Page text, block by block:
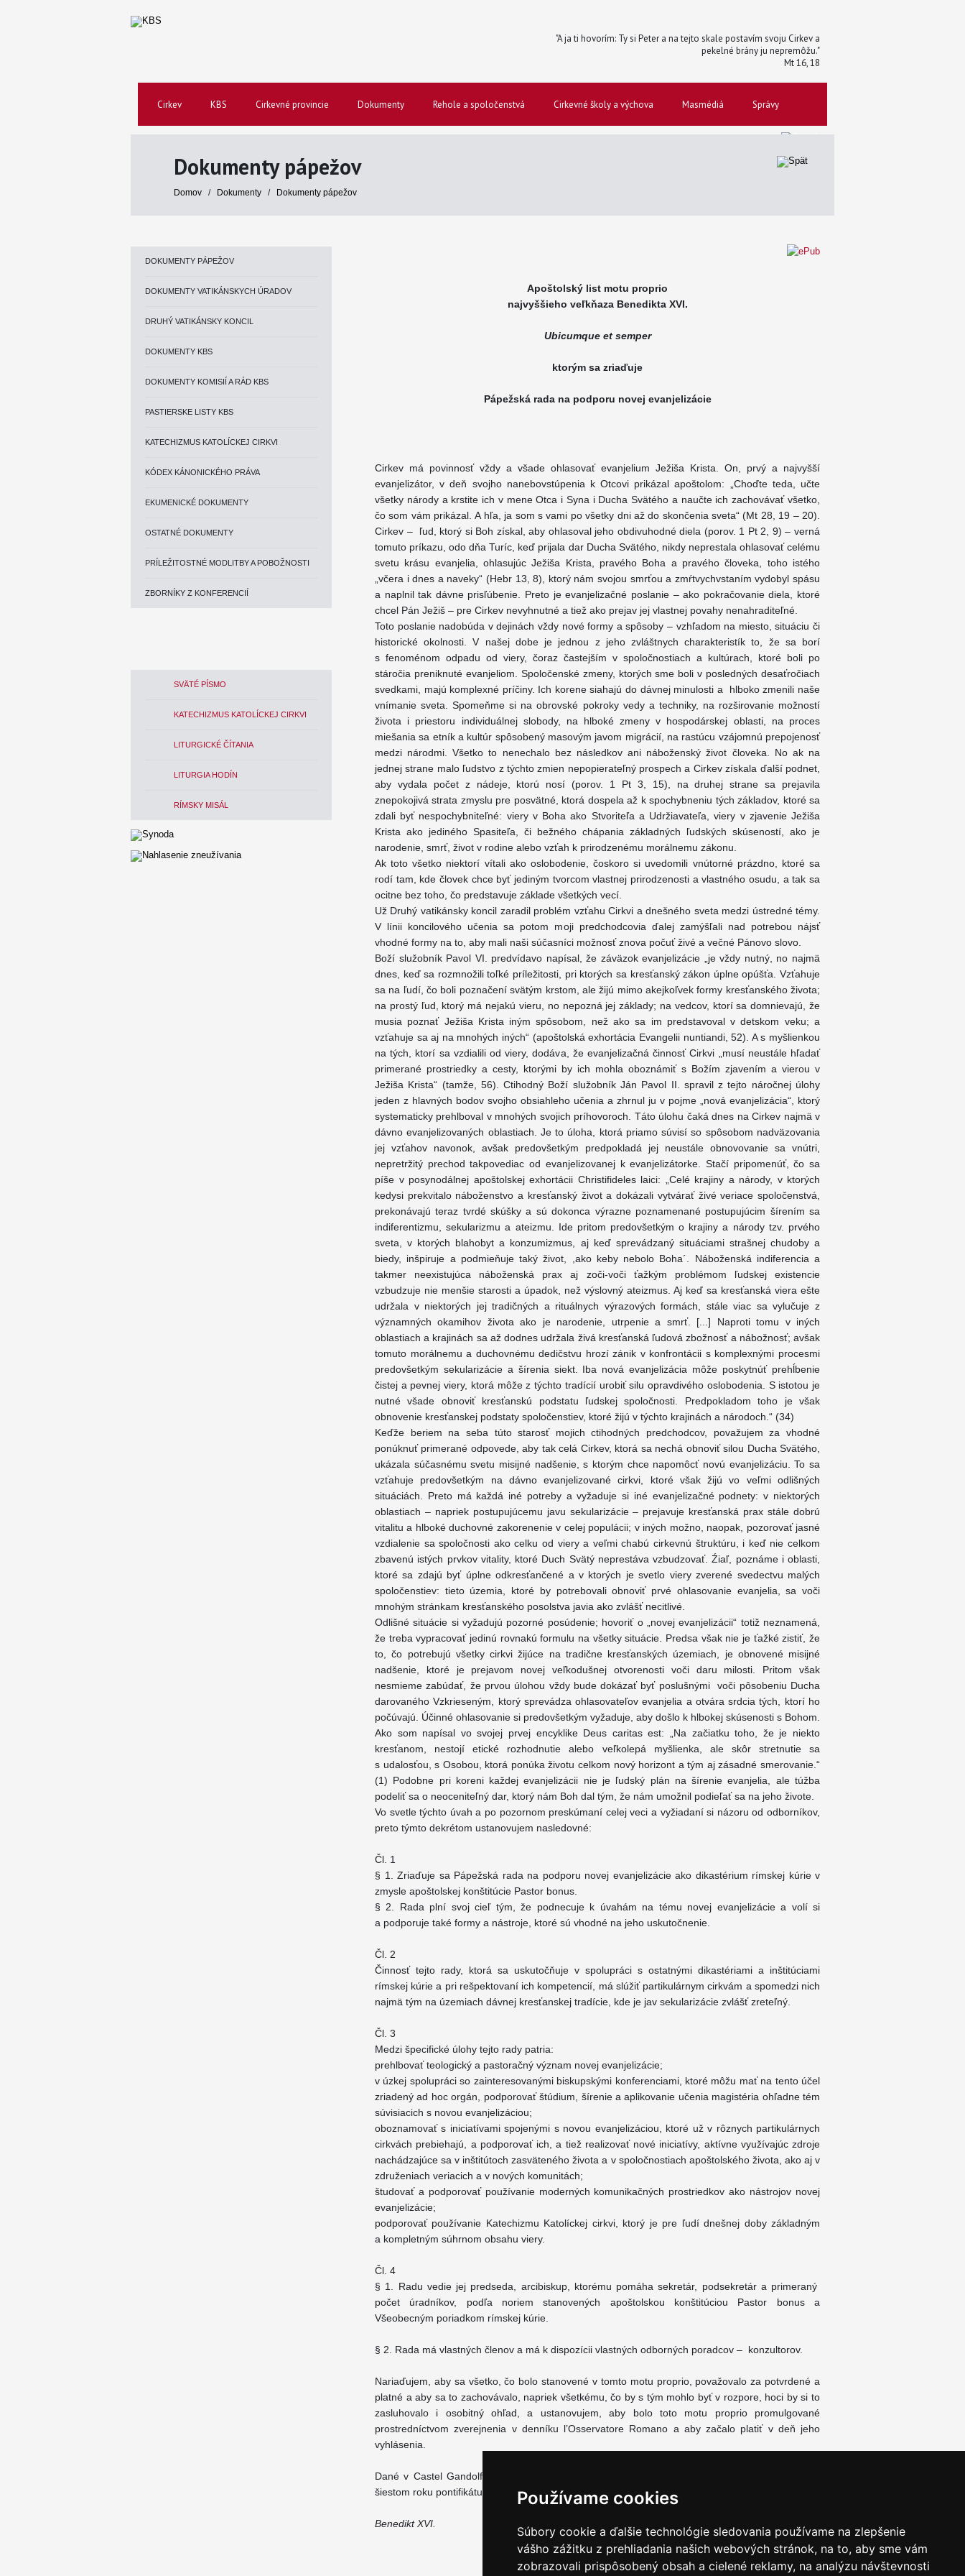
Používame cookies
Súbory cookie a ďalšie technológie sledovania používame na zlepšenie
vášho zážitku z prehliadania našich webových stránok, na to, aby sme vám
zobrazovali prispôsobený obsah a cielené reklamy, na analýzu návštevnosti
"A ja ti hovorím: Ty si Peter a na tejto skale postavím svoju Cirkev a
pekelné brány ju nepremôžu."
Mt 16, 18
Cirkev KBS Cirkevné provincie Dokumenty Rehole a spoločenstvá Cirkevné školy a výchova Masmédiá Správy
Dokumenty pápežov
Domov / Dokumenty / Dokumenty pápežov
DOKUMENTY PÁPEŽOV
DOKUMENTY VATIKÁNSKYCH ÚRADOV
DRUHÝ VATIKÁNSKY KONCIL
DOKUMENTY KBS
DOKUMENTY KOMISIÍ A RÁD KBS
PASTIERSKE LISTY KBS
KATECHIZMUS KATOLÍCKEJ CIRKVI
KÓDEX KÁNONICKÉHO PRÁVA
EKUMENICKÉ DOKUMENTY
OSTATNÉ DOKUMENTY
PRÍLEŽITOSTNÉ MODLITBY A POBOŽNOSTI
ZBORNÍKY Z KONFERENCIÍ
SVÄTÉ PÍSMO
KATECHIZMUS KATOLÍCKEJ CIRKVI
LITURGICKÉ ČÍTANIA
LITURGIA HODÍN
RÍMSKY MISÁL
Apoštolský list motu proprio
najvyššieho veľkňaza Benedikta XVI.
Ubicumque et semper
ktorým sa zriaďuje
Pápežská rada na podporu novej evanjelizácie
Cirkev má povinnosť vždy a všade ohlasovať evanjelium Ježiša Krista. On, prvý a najvyšší
evanjelizátor, v deň svojho nanebovstúpenia k Otcovi prikázal apoštolom: „Choďte teda, učte
všetky národy a krstite ich v mene Otca i Syna i Ducha Svätého a naučte ich zachovávať všetko,
čo som vám prikázal. A hľa, ja som s vami po všetky dni až do skončenia sveta“ (Mt 28, 19 – 20).
Cirkev – ľud, ktorý si Boh získal, aby ohlasoval jeho obdivuhodné diela (porov. 1 Pt 2, 9) – verná
tomuto príkazu, odo dňa Turíc, keď prijala dar Ducha Svätého, nikdy neprestala ohlasovať celému
svetu krásu evanjelia, ohlasujúc Ježiša Krista, pravého Boha a pravého človeka, toho istého
„včera i dnes a naveky“ (Hebr 13, 8), ktorý nám svojou smrťou a zmŕtvychvstaním vydobyl spásu
a naplnil tak dávne prisľúbenie. Preto je evanjelizačné poslanie – ako pokračovanie diela, ktoré
chcel Pán Ježiš – pre Cirkev nevyhnutné a tiež ako prejav jej vlastnej povahy nenahraditeľné.
Toto poslanie nadobúda v dejinách vždy nové formy a spôsoby – vzhľadom na miesto, situáciu či
historické okolnosti. V našej dobe je jednou z jeho zvláštnych charakteristík to, že sa borí
s fenoménom odpadu od viery, čoraz častejším v spoločnostiach a kultúrach, ktoré boli po
stáročia preniknuté evanjeliom. Spoločenské zmeny, ktorých sme boli v posledných desaťročiach
svedkami, majú komplexné príčiny. Ich korene siahajú do dávnej minulosti a hlboko zmenili naše
vnímanie sveta. Spomeňme si na obrovské pokroky vedy a techniky, na rozširovanie možností
života i priestoru individuálnej slobody, na hlboké zmeny v hospodárskej oblasti, na proces
miešania sa etník a kultúr spôsobený masovým javom migrácií, na rastúcu vzájomnú prepojenosť
medzi národmi. Všetko to nenechalo bez následkov ani náboženský život človeka. No ak na
jednej strane malo ľudstvo z týchto zmien nepopierateľný prospech a Cirkev získala ďalší podnet,
aby vydala počet z nádeje, ktorú nosí (porov. 1 Pt 3, 15), na druhej strane sa prejavila
znepokojivá strata zmyslu pre posvätné, ktorá dospela až k spochybneniu tých základov, ktoré sa
zdali byť nespochybniteľné: viery v Boha ako Stvoriteľa a Udržiavateľa, viery v zjavenie Ježiša
Krista ako jediného Spasiteľa, či bežného chápania základných ľudských skúseností, ako je
narodenie, smrť, život v rodine alebo vzťah k prirodzenému morálnemu zákonu.
Ak toto všetko niektorí vítali ako oslobodenie, čoskoro si uvedomili vnútorné prázdno, ktoré sa
rodí tam, kde človek chce byť jediným tvorcom vlastnej prirodzenosti a vlastného osudu, a tak sa
ocitne bez toho, čo predstavuje základe všetkých vecí.
Už Druhý vatikánsky koncil zaradil problém vzťahu Cirkvi a dnešného sveta medzi ústredné témy.
V línii koncilového učenia sa potom moji predchodcovia ďalej zamýšľali nad potrebou nájsť
vhodné formy na to, aby mali naši súčasníci možnosť znova počuť živé a večné Pánovo slovo.
Boží služobník Pavol VI. predvídavo napísal, že záväzok evanjelizácie „je vždy nutný, no najmä
dnes, keď sa rozmnožili toľké príležitosti, pri ktorých sa kresťanský zákon úplne opúšťa. Vzťahuje
sa na ľudí, čo boli poznačení svätým krstom, ale žijú mimo akejkoľvek formy kresťanského života;
na prostý ľud, ktorý má nejakú vieru, no nepozná jej základy; na vedcov, ktorí sa domnievajú, že
musia poznať Ježiša Krista iným spôsobom, než ako sa im predstavoval v detskom veku; a
vzťahuje sa aj na mnohých iných“ (apoštolská exhortácia Evangelii nuntiandi, 52). A s myšlienkou
na tých, ktorí sa vzdialili od viery, dodáva, že evanjelizačná činnosť Cirkvi „musí neustále hľadať
primerané prostriedky a cesty, ktorými by ich mohla oboznámiť s Božím zjavením a vierou v
Ježiša Krista“ (tamže, 56). Ctihodný Boží služobník Ján Pavol II. spravil z tejto náročnej úlohy
jeden z hlavných bodov svojho obsiahleho učenia a zhrnul ju v pojme „nová evanjelizácia“, ktorý
systematicky prehlboval v mnohých svojich príhovoroch. Táto úlohu čaká dnes na Cirkev najmä v
dávno evanjelizovaných oblastiach. Je to úloha, ktorá priamo súvisí so spôsobom nadväzovania
jej vzťahov navonok, avšak predovšetkým predpokladá jej neustále obnovovanie sa vnútri,
nepretržitý prechod takpovediac od evanjelizovanej k evanjelizátorke. Stačí pripomenúť, čo sa
píše v posynodálnej apoštolskej exhortácii Christifideles laici: „Celé krajiny a národy, v ktorých
kedysi prekvitalo náboženstvo a kresťanský život a dokázali vytvárať živé veriace spoločenstvá,
prekonávajú teraz tvrdé skúšky a sú dokonca výrazne poznamenané postupujúcim šírením sa
indiferentizmu, sekularizmu a ateizmu. Ide pritom predovšetkým o krajiny a národy tzv. prvého
sveta, v ktorých blahobyt a konzumizmus, aj keď sprevádzaný situáciami strašnej chudoby a
biedy, inšpiruje a podmieňuje taký život, ,ako keby nebolo Boha´. Náboženská indiferencia a
takmer neexistujúca náboženská prax aj zoči-voči ťažkým problémom ľudskej existencie
vzbudzuje nie menšie starosti a úpadok, než výslovný ateizmus. Aj keď sa kresťanská viera ešte
udržala v niektorých jej tradičných a rituálnych výrazových formách, stále viac sa vylučuje z
významných okamihov života ako je narodenie, utrpenie a smrť. [...] Naproti tomu v iných
oblastiach a krajinách sa až dodnes udržala živá kresťanská ľudová zbožnosť a nábožnosť; avšak
tomuto morálnemu a duchovnému dedičstvu hrozí zánik v konfrontácii s komplexnými procesmi
predovšetkým sekularizácie a šírenia siekt. Iba nová evanjelizácia môže poskytnúť prehĺbenie
čistej a pevnej viery, ktorá môže z týchto tradícií urobiť silu opravdivého oslobodenia. S istotou je
nutné všade obnoviť kresťanskú podstatu ľudskej spoločnosti. Predpokladom toho je však
obnovenie kresťanskej podstaty spoločenstiev, ktoré žijú v týchto krajinách a národoch.“ (34)
Keďže beriem na seba túto starosť mojich ctihodných predchodcov, považujem za vhodné
ponúknuť primerané odpovede, aby tak celá Cirkev, ktorá sa nechá obnoviť silou Ducha Svätého,
ukázala súčasnému svetu misijné nadšenie, s ktorým chce napomôcť novú evanjelizáciu. To sa
vzťahuje predovšetkým na dávno evanjelizované cirkvi, ktoré však žijú vo veľmi odlišných
situáciách. Preto má každá iné potreby a vyžaduje si iné evanjelizačné podnety: v niektorých
oblastiach – napriek postupujúcemu javu sekularizácie – prejavuje kresťanská prax stále dobrú
vitalitu a hlboké duchovné zakorenenie v celej populácii; v iných možno, naopak, pozorovať jasné
vzdialenie sa spoločnosti ako celku od viery a veľmi chabú cirkevnú štruktúru, i keď nie celkom
zbavenú istých prvkov vitality, ktoré Duch Svätý neprestáva vzbudzovať. Źiaľ, poznáme i oblasti,
ktoré sa zdajú byť úplne odkresťančené a v ktorých je svetlo viery zverené svedectvu malých
spoločenstiev: tieto územia, ktoré by potrebovali obnoviť prvé ohlasovanie evanjelia, sa voči
mnohým stránkam kresťanského posolstva javia ako zvlášť necitlivé.
Odlišné situácie si vyžadujú pozorné posúdenie; hovoriť o „novej evanjelizácii“ totiž neznamená,
že treba vypracovať jedinú rovnakú formulu na všetky situácie. Predsa však nie je ťažké zistiť, že
to, čo potrebujú všetky cirkvi žijúce na tradične kresťanských územiach, je obnovené misijné
nadšenie, ktoré je prejavom novej veľkodušnej otvorenosti voči daru milosti. Pritom však
nesmieme zabúdať, že prvou úlohou vždy bude dokázať byť poslušnými voči pôsobeniu Ducha
darovaného Vzkrieseným, ktorý sprevádza ohlasovateľov evanjelia a otvára srdcia tých, ktorí ho
počúvajú. Účinné ohlasovanie si predovšetkým vyžaduje, aby došlo k hlbokej skúsenosti s Bohom.
Ako som napísal vo svojej prvej encyklike Deus caritas est: „Na začiatku toho, že je niekto
kresťanom, nestojí etické rozhodnutie alebo veľkolepá myšlienka, ale skôr stretnutie sa
s udalosťou, s Osobou, ktorá ponúka životu celkom nový horizont a tým aj zásadné smerovanie.“
(1) Podobne pri koreni každej evanjelizácii nie je ľudský plán na šírenie evanjelia, ale túžba
podeliť sa o neoceniteľný dar, ktorý nám Boh dal tým, že nám umožnil podieľať sa na jeho živote.
Vo svetle týchto úvah a po pozornom preskúmaní celej veci a vyžiadaní si názoru od odborníkov,
preto týmto dekrétom ustanovujem nasledovné:
Čl. 1
§ 1. Zriaďuje sa Pápežská rada na podporu novej evanjelizácie ako dikastérium rímskej kúrie v
zmysle apoštolskej konštitúcie Pastor bonus.
§ 2. Rada plní svoj cieľ tým, že podnecuje k úvahám na tému novej evanjelizácie a volí si
a podporuje také formy a nástroje, ktoré sú vhodné na jeho uskutočnenie.
Čl. 2
Činnosť tejto rady, ktorá sa uskutočňuje v spolupráci s ostatnými dikastériami a inštitúciami
rímskej kúrie a pri rešpektovaní ich kompetencií, má slúžiť partikulárnym cirkvám a spomedzi nich
najmä tým na územiach dávnej kresťanskej tradície, kde je jav sekularizácie zvlášť zreteľný.
Čl. 3
Medzi špecifické úlohy tejto rady patria:
prehlbovať teologický a pastoračný význam novej evanjelizácie;
v úzkej spolupráci so zainteresovanými biskupskými konferenciami, ktoré môžu mať na tento účel
zriadený ad hoc orgán, podporovať štúdium, šírenie a aplikovanie učenia magistéria ohľadne tém
súvisiacich s novou evanjelizáciou;
oboznamovať s iniciatívami spojenými s novou evanjelizáciou, ktoré už v rôznych partikulárnych
cirkvách prebiehajú, a podporovať ich, a tiež realizovať nové iniciatívy, aktívne využívajúc zdroje
nachádzajúce sa v inštitútoch zasväteného života a v spoločnostiach apoštolského života, ako aj v
združeniach veriacich a v nových komunitách;
študovať a podporovať používanie moderných komunikačných prostriedkov ako nástrojov novej
evanjelizácie;
podporovať používanie Katechizmu Katolíckej cirkvi, ktorý je pre ľudí dnešnej doby základným
a kompletným súhrnom obsahu viery.
Čl. 4
§ 1. Radu vedie jej predseda, arcibiskup, ktorému pomáha sekretár, podsekretár a primeraný
počet úradníkov, podľa noriem stanovených apoštolskou konštitúciou Pastor bonus a
Všeobecným poriadkom rímskej kúrie.
§ 2. Rada má vlastných členov a má k dispozícii vlastných odborných poradcov – konzultorov.
Nariaďujem, aby sa všetko, čo bolo stanovené v tomto motu proprio, považovalo za potvrdené a
platné a aby sa to zachovávalo, napriek všetkému, čo by s tým mohlo byť v rozpore, hoci by si to
zasluhovalo i osobitný ohľad, a ustanovujem, aby bolo toto motu proprio promulgované
prostredníctvom zverejnenia v denníku l’Osservatore Romano a aby začalo platiť v deň jeho
vyhlásenia.
Dané v Castel Gandolfe 21. septembra 2010, na sviatok sv. Matúša, apoštola a evanjelistu, v
šiestom roku pontifikátu.
Benedikt XVI.